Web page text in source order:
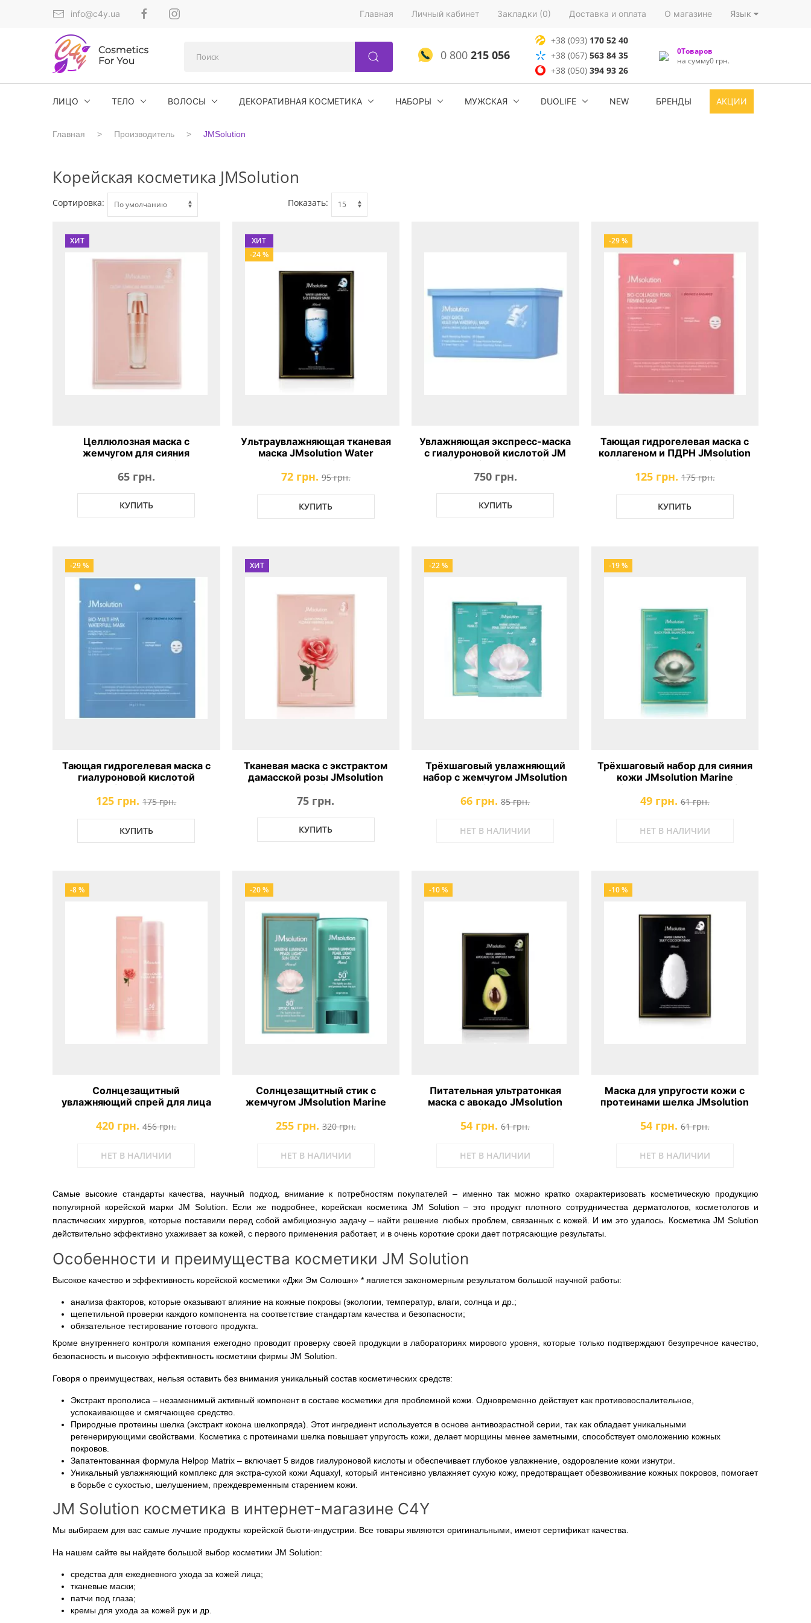
info@c4y.ua Главная Личный кабинет Закладки (0) Доставка и оплата О магазине Язык
0 800215 056
+38 (093) 170 52 40
+38 (067) 563 84 35
+38 (050)394 93 26
0Товаров
на сумму0 грн.
ЛИЦО ТЕЛО ВОЛОСЫ ДЕКОРАТИВНАЯ КОСМЕТИКА НАБОРЫ МУЖСКАЯ DUOLIFE NEW БРЕНДЫ АКЦИИ
Главная Производитель JMSolution
Корейская косметика JMSolution
Сортировка: Показать:
ХИТ
Целлюлозная маска с
жемчугом для сияния
JMsolution Glow Luminous
Aurora Mask
65 грн.
КУПИТЬ
ХИТ
-24 %
Ультраувлажняющая тканевая
маска JMsolution Water
Luminous S.O.S. Ringer Mask
72 грн. 95 грн.
КУПИТЬ
Увлажняющая экспресс-маска
с гиалуроновой кислотой JM
Solution Daily Quick Multi Hya
Waterfull Mask
750 грн.
КУПИТЬ
-29 %
Тающая гидрогелевая маска с
коллагеном и ПДРН JMsolution
Bio-Collagen PDRN Firming
Mask
125 грн. 175 грн.
КУПИТЬ
-29 %
Тающая гидрогелевая маска с
гиалуроновой кислотой
JMsolution Bio-Multi Hya
Waterfull Mask
125 грн. 175 грн.
КУПИТЬ
ХИТ
Тканевая маска с экстрактом
дамасской розы JMsolution
Glow Flower Firming Mask Rose
75 грн.
КУПИТЬ
-22 %
Трёхшаговый увлажняющий
набор с жемчугом JMsolution
Marine Luminous Pearl Deep
Moisture Mask
66 грн. 85 грн.
НЕТ В НАЛИЧИИ
-19 %
Трёхшаговый набор для сияния
кожи JMsolution Marine
Luminous Black Pearl Balancing
Mask
49 грн. 61 грн.
НЕТ В НАЛИЧИИ
-8 %
Солнцезащитный
увлажняющий спрей для лица
с розой JMsolution Glow
Luminous Flower Sun Spray
Rose Spf50 Pa
420 грн. 456 грн.
НЕТ В НАЛИЧИИ
-20 %
Солнцезащитный стик с
жемчугом JMsolution Marine
Luminous Pearl Sun Stick SPF50
PA
255 грн. 320 грн.
НЕТ В НАЛИЧИИ
-10 %
Питательная ультратонкая
маска с авокадо JMsolution
Water Luminous Avocado Oil
Ampoule Mask
54 грн. 61 грн.
НЕТ В НАЛИЧИИ
-10 %
Маска для упругости кожи с
протеинами шелка JMsolution
Water Luminous Silky Cocoon
Mask Black
54 грн. 61 грн.
НЕТ В НАЛИЧИИ
Самые высокие стандарты качества, научный подход, внимание к потребностям покупателей – именно так можно кратко охарактеризовать косметическую продукцию
популярной корейской марки JM Solution. Если же подробнее, корейская косметика JM Solution – это продукт плотного сотрудничества дерматологов, косметологов и
пластических хирургов, которые поставили перед собой амбициозную задачу – найти решение любых проблем, связанных с кожей. И им это удалось. Косметика JM Solution
действительно эффективно ухаживает за кожей, с первого применения работает, и в очень короткие сроки дает потрясающие результаты.
Особенности и преимущества косметики JM Solution
Высокое качество и эффективность корейской косметики «Джи Эм Солюшн» * является закономерным результатом большой научной работы:
анализа факторов, которые оказывают влияние на кожные покровы (экологии, температур, влаги, солнца и др.;
щепетильной проверки каждого компонента на соответствие стандартам качества и безопасности;
обязательное тестирование готового продукта.
Кроме внутреннего контроля компания ежегодно проводит проверку своей продукции в лабораториях мирового уровня, которые только подтверждают безупречное качество,
безопасность и высокую эффективность косметики фирмы JM Solution.
Говоря о преимуществах, нельзя оставить без внимания уникальный состав косметических средств:
Экстракт прополиса – незаменимый активный компонент в составе косметики для проблемной кожи. Одновременно действует как противовоспалительное,
успокаивающее и смягчающее средство.
Природные протеины шелка (экстракт кокона шелкопряда). Этот ингредиент используется в основе антивозрастной серии, так как обладает уникальными
регенерирующими свойствами. Косметика с протеинами шелка повышает упругость кожи, делает морщины менее заметными, способствует омоложению кожных
покровов.
Запатентованная формула Helpop Matrix – включает 5 видов гиалуроновой кислоты и обеспечивает глубокое увлажнение, оздоровление кожи изнутри.
Уникальный увлажняющий комплекс для экстра-сухой кожи Aquaxyl, который интенсивно увлажняет сухую кожу, предотвращает обезвоживание кожных покровов, помогает
в борьбе с сухостью, шелушением, преждевременным старением кожи.
JM Solution косметика в интернет-магазине C4Y
Мы выбираем для вас самые лучшие продукты корейской бьюти-индустрии. Все товары являются оригинальными, имеют сертификат качества.
На нашем сайте вы найдете большой выбор косметики JM Solution:
средства для ежедневного ухода за кожей лица;
тканевые маски;
патчи под глаза;
кремы для ухода за кожей рук и др.